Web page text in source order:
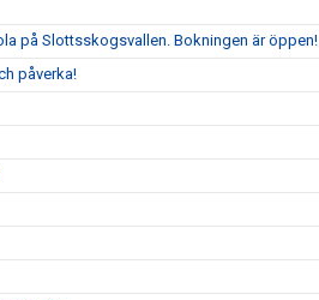
på Slottsskogsvallen. Bokningen är öppen!
påverka!